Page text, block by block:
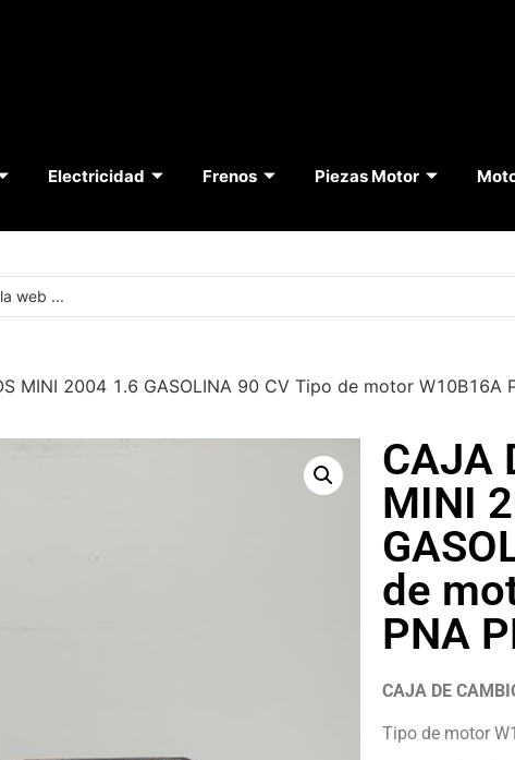
Electricidad Frenos Piezas Motor
MINI 2004 1.6 GASOLINA 90 CV Tipo de motor W10B16A
CAJA
MINI
de
PNA
CAJA DE
Tipo de motor